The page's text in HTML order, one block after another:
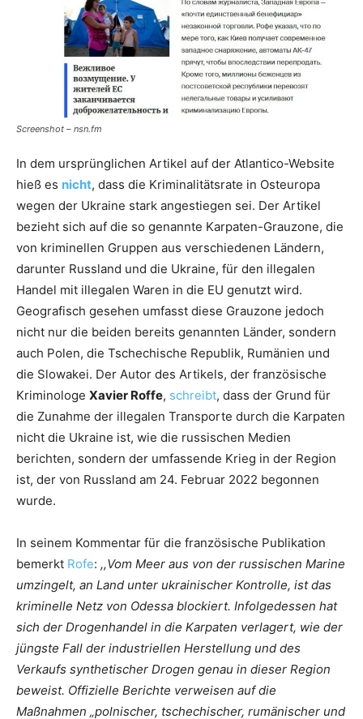
Screenshot – nsn.fm
In dem ursprünglichen Artikel auf der Atlantico-Website
hieß es nicht, dass die Kriminalitätsrate in Osteuropa
wegen der Ukraine stark angestiegen sei. Der Artikel
bezieht sich auf die so genannte Karpaten-Grauzone, die
von kriminellen Gruppen aus verschiedenen Ländern,
darunter Russland und die Ukraine, für den illegalen
Handel mit illegalen Waren in die EU genutzt wird.
Geografisch gesehen umfasst diese Grauzone jedoch
nicht nur die beiden bereits genannten Länder, sondern
auch Polen, die Tschechische Republik, Rumänien und
die Slowakei. Der Autor des Artikels, der französische
Kriminologe Xavier Roffe, schreibt, dass der Grund für
die Zunahme der illegalen Transporte durch die Karpaten
nicht die Ukraine ist, wie die russischen Medien
berichten, sondern der umfassende Krieg in der Region
ist, der von Russland am 24. Februar 2022 begonnen
wurde.
In seinem Kommentar für die französische Publikation
bemerkt Rofe: ,,Vom Meer aus von der russischen Marine
umzingelt, an Land unter ukrainischer Kontrolle, ist das
kriminelle Netz von Odessa blockiert. Infolgedessen hat
sich der Drogenhandel in die Karpaten verlagert, wie der
jüngste Fall der industriellen Herstellung und des
Verkaufs synthetischer Drogen genau in dieser Region
beweist. Offizielle Berichte verweisen auf die
Maßnahmen „polnischer, tschechischer, rumänischer und